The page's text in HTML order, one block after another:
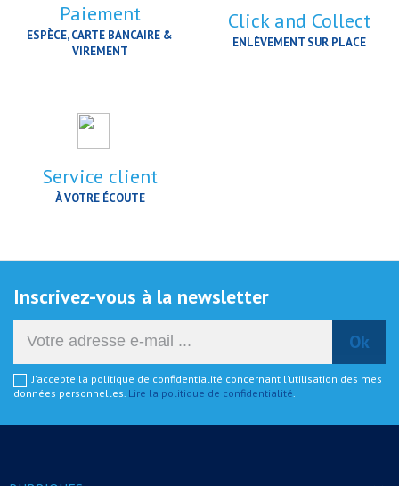
Paiement
ESPÈCE, CARTE BANCAIRE &
VIREMENT
Click and Collect
ENLÈVEMENT SUR PLACE
Service client
À VOTRE ÉCOUTE
Inscrivez-vous à la newsletter
J'accepte la politique de confidentialité concernant l'utilisation des mes
données personnelles. Lire la politique de confidentialité